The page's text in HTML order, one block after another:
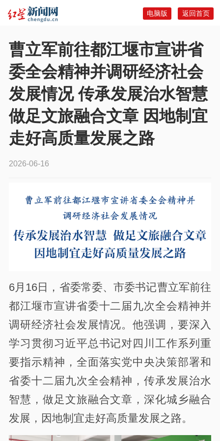
返回首页
电脑版
曹立军前往都江堰市宣讲省
委全会精神并调研经济社会
发展情况 传承发展治水智慧
做足文旅融合文章 因地制宜
走好高质量发展之路
2026-06-16
6月16日，省委常委、市委书记曹立军前往
都江堰市宣讲省委十二届九次全会精神并
调研经济社会发展情况。他强调，要深入
学习贯彻习近平总书记对四川工作系列重
要指示精神，全面落实党中央决策部署和
省委十二届九次全会精神，传承发展治水
智慧，做足文旅融合文章，深化城乡融合
发展，因地制宜走好高质量发展之路。